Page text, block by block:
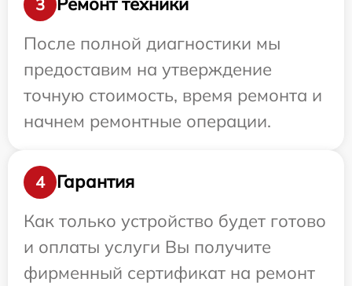
3
После полной диагностики мы
предоставим на утверждение
точную стоимость, время ремонта и
начнем ремонтные операции.
4
Гарантия
Как только устройство будет готово
и оплаты услуги Вы получите
фирменный сертификат на ремонт